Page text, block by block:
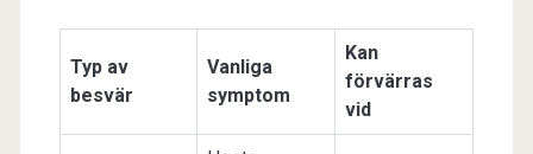
Typ av
besvär
Vanliga
symptom
Kan
förvärras
vid